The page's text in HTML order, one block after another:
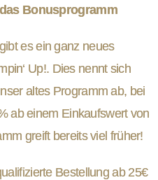
Bonusprogramm
es ein ganz neues
Up!. Dies nennt sich
altes Programm ab, bei
ab einem Einkaufswert von
greift bereits viel früher!
Bestellung ab 25€